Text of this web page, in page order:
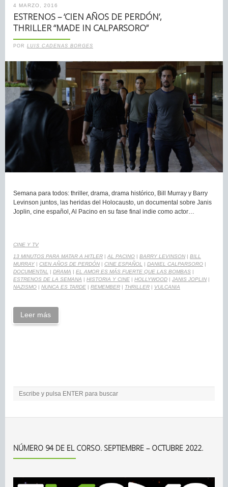
4 MARZO, 2016
ESTRENOS – ‘CIEN AÑOS DE PERDÓN’,
THRILLER “MADE IN CALPARSORO”
POR LUIS CADENAS BORGES
Semana para todos: thriller, drama, drama histórico, Bill Murray y Barry
Levinson juntos, las heridas del Holocausto, un documental sobre Janis
Joplin, cine español, Al Pacino en su fase final indie como actor…
CINE Y TV
13 MINUTOS PARA MATAR A HITLER | AL PACINO | BARRY LEVINSON | BILL
MURRAY | CIEN AÑOS DE PERDÓN | CINE ESPAÑOL | DANIEL CALPARSORO |
DOCUMENTAL
| DRAMA | EL AMOR ES MÁS FUERTE QUE LAS BOMBAS |
ESTRENOS DE LA SEMANA | HISTORIA Y CINE | HOLLYWOOD | JANIS JOPLIN |
NAZISMO | NUNCA ES TARDE | REMEMBER | THRILLER | VULCANIA
Leer más
NÚMERO 94 DE EL CORSO. SEPTIEMBRE – OCTUBRE 2022.